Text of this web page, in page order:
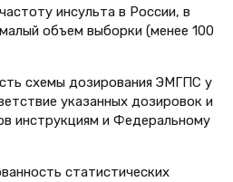
инсульта в России, в
объем выборки (менее 100
схемы дозирования ЭМГПС у
указанных дозировок и
инструкциям и Федеральному
статистических